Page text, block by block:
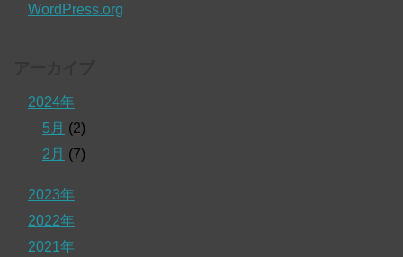
WordPress.org
2024年
5月 (2)
2月 (7)
2023年
2022年
2021年